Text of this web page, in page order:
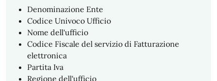
Denominazione Ente
Codice Univoco Ufficio
Nome dell'ufficio
Codice Fiscale del servizio di Fatturazione
elettronica
Partita Iva
Regione dell'ufficio